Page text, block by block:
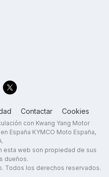
Contactar Cookies
con Kwang Yang Motor
España KYMCO Moto España,
esta web son propiedad de sus
dueños.
Todos los derechos reservados.